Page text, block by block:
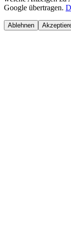
Google übertragen.
Ablehnen